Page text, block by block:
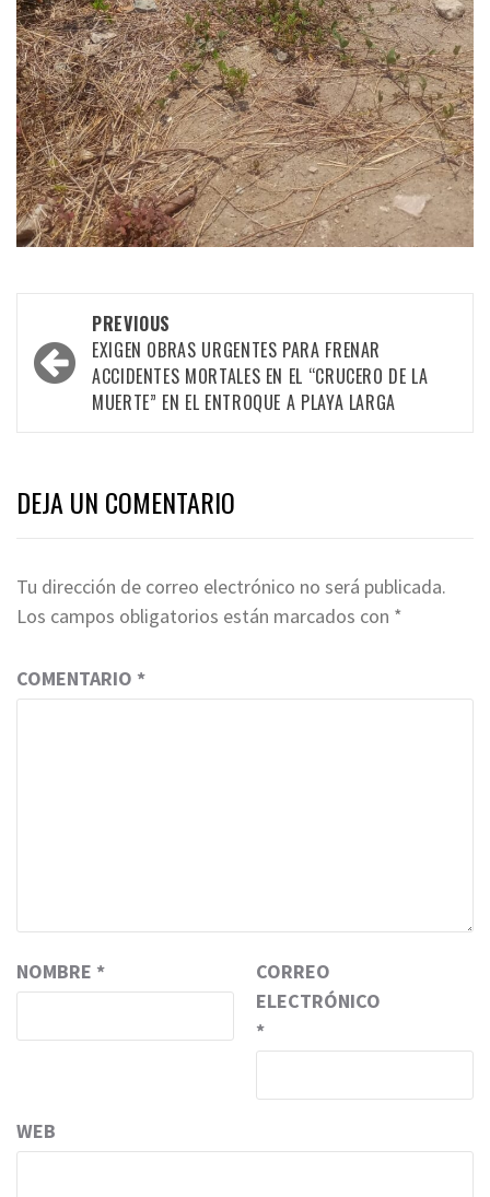
navigation
PREVIOUS
EXIGEN OBRAS URGENTES PARA FRENAR
ACCIDENTES MORTALES EN EL “CRUCERO DE LA
MUERTE” EN EL ENTROQUE A PLAYA LARGA
DEJA UN COMENTARIO
Tu dirección de correo electrónico no será publicada.
Los campos obligatorios están marcados con *
COMENTARIO *
NOMBRE *
CORREO
ELECTRÓNICO
*
WEB